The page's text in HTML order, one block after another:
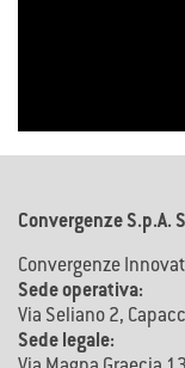
Convergenze S.p.A.
Convergenze
Sede operativa:
Via Seliano 2,
Sede legale: